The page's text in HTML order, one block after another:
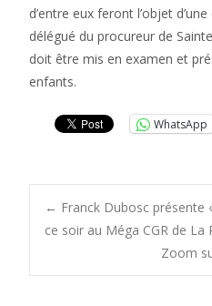
d’entre eux feront l’objet
délégué du procureur de
doit être mis en examen et
enfants.
WhatsApp
Post
← Franck Dubosc présente
ce soir au Méga CGR de La
Zoom